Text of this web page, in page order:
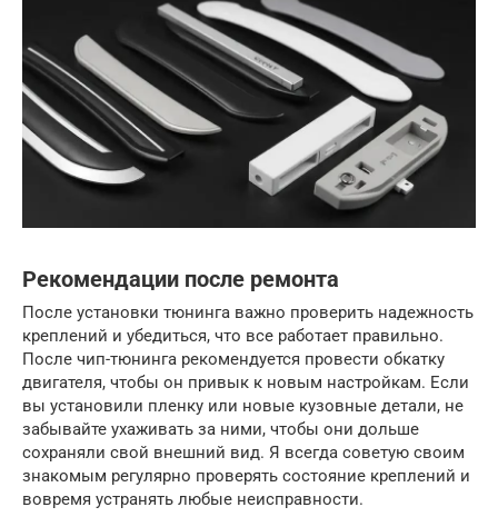
Рекомендации после ремонта
После установки тюнинга важно проверить надежность
креплений и убедиться, что все работает правильно.
После чип-тюнинга рекомендуется провести обкатку
двигателя, чтобы он привык к новым настройкам. Если
вы установили пленку или новые кузовные детали, не
забывайте ухаживать за ними, чтобы они дольше
сохраняли свой внешний вид. Я всегда советую своим
знакомым регулярно проверять состояние креплений и
вовремя устранять любые неисправности.